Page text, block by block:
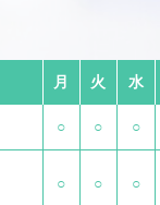
月 火 水
○ ○ ○
○ ○ ○